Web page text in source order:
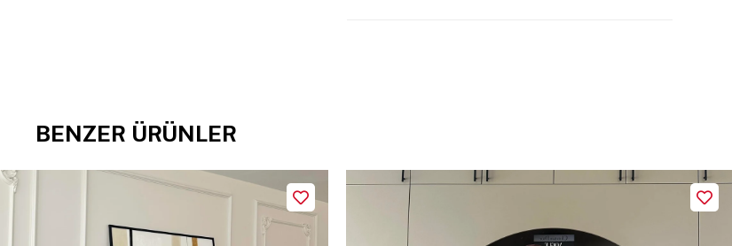
BENZER ÜRÜNLER